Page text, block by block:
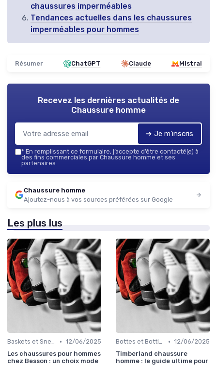
chaussures imperméables
Tendances actuelles dans les chaussures
imperméables pour hommes
Résumer ChatGPT Claude Mistral
Recevez les dernières actualités de
Chaussure homme
➔ Je m'inscris
* En remplissant ce formulaire, j’accepte d’être contacté(e) à
des fins commerciales par Chaussure homme et ses
partenaires.
Chaussure homme
Ajoutez-nous à vos sources préférées sur Google
Les plus lus
Baskets et Sneakers • 12/06/2025
Les chaussures pour hommes
chez Besson : un choix mode
Bottes et Bottines • 12/06/2025
Timberland chaussure
homme : le guide ultime pour